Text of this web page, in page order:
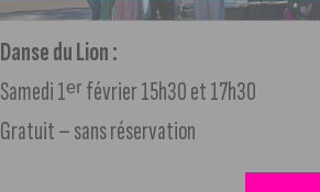
Danse du Lion :
Samedi 1ᵉʳ février 15h30 et 17h30
Gratuit – sans réservation